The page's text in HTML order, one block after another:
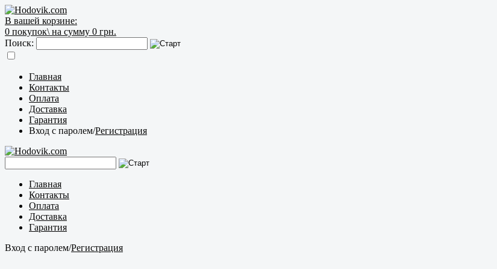
В вашей корзине:
0 покупок\ на сумму 0 грн.
Поиск:
Главная
Контакты
Оплата
Доставка
Гарантия
Вход с паролем/Регистрация
Главная
Контакты
Оплата
Доставка
Гарантия
Вход с паролем/Регистрация